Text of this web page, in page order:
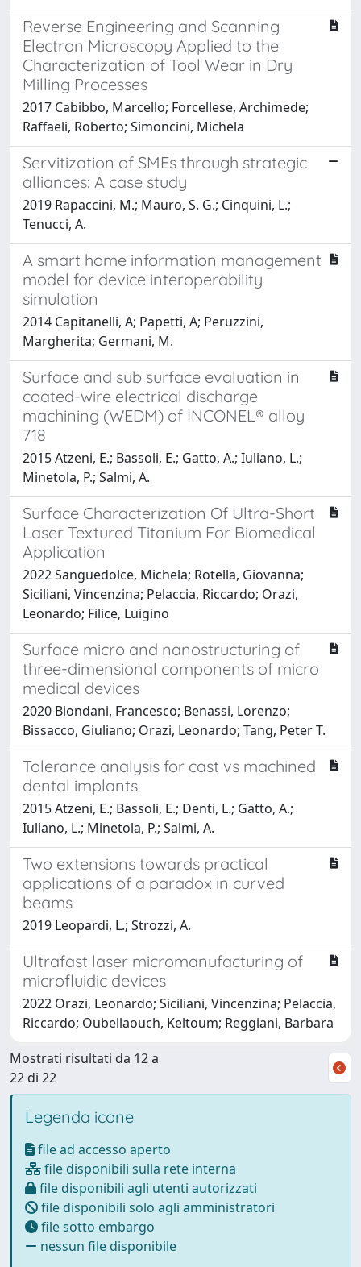
Reverse Engineering and Scanning
Electron Microscopy Applied to the
Characterization of Tool Wear in Dry
Milling Processes
2017 Cabibbo, Marcello; Forcellese, Archimede;
Raffaeli, Roberto; Simoncini, Michela
Servitization of SMEs through strategic
alliances: A case study
2019 Rapaccini, M.; Mauro, S. G.; Cinquini, L.;
Tenucci, A.
A smart home information management
model for device interoperability
simulation
2014 Capitanelli, A; Papetti, A; Peruzzini,
Margherita; Germani, M.
Surface and sub surface evaluation in
coated-wire electrical discharge
machining (WEDM) of INCONEL® alloy
718
2015 Atzeni, E.; Bassoli, E.; Gatto, A.; Iuliano, L.;
Minetola, P.; Salmi, A.
Surface Characterization Of Ultra-Short
Laser Textured Titanium For Biomedical
Application
2022 Sanguedolce, Michela; Rotella, Giovanna;
Siciliani, Vincenzina; Pelaccia, Riccardo; Orazi,
Leonardo; Filice, Luigino
Surface micro and nanostructuring of
three-dimensional components of micro
medical devices
2020 Biondani, Francesco; Benassi, Lorenzo;
Bissacco, Giuliano; Orazi, Leonardo; Tang, Peter T.
Tolerance analysis for cast vs machined
dental implants
2015 Atzeni, E.; Bassoli, E.; Denti, L.; Gatto, A.;
Iuliano, L.; Minetola, P.; Salmi, A.
Two extensions towards practical
applications of a paradox in curved
beams
2019 Leopardi, L.; Strozzi, A.
Ultrafast laser micromanufacturing of
microfluidic devices
2022 Orazi, Leonardo; Siciliani, Vincenzina; Pelaccia,
Riccardo; Oubellaouch, Keltoum; Reggiani, Barbara
Mostrati risultati da 12 a
22 di 22
Legenda icone
file ad accesso aperto
file disponibili sulla rete interna
file disponibili agli utenti autorizzati
file disponibili solo agli amministratori
file sotto embargo
nessun file disponibile